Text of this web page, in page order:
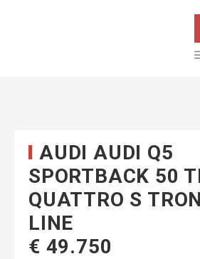
AUDI AUDI Q5
SPORTBACK 50
QUATTRO S
LINE
€ 49.750